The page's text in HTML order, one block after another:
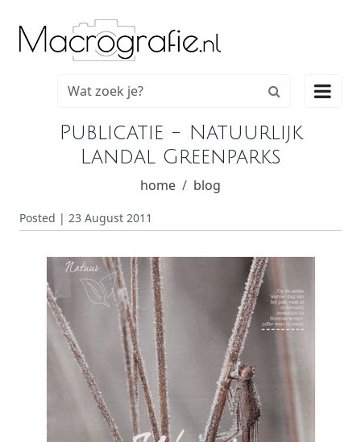

Publicatie - Natuurlijk
Landal Greenparks
home blog
Posted | 23 August 2011